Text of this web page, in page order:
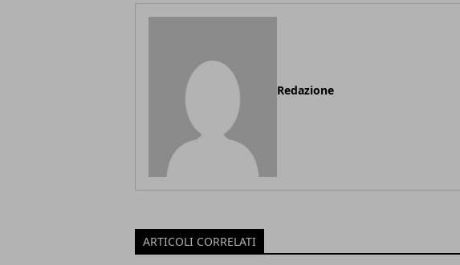
Redazione
ARTICOLI CORRELATI